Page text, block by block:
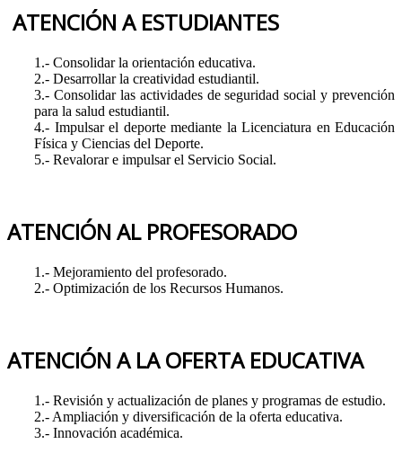
ATENCIÓN A ESTUDIANTES
1.- Consolidar la orientación educativa.
2.- Desarrollar la creatividad estudiantil.
3.- Consolidar las actividades de seguridad social y prevención
para la salud estudiantil.
4.- Impulsar el deporte mediante la Licenciatura en Educación
Física y Ciencias del Deporte.
5.- Revalorar e impulsar el Servicio Social.
ATENCIÓN AL PROFESORADO
1.- Mejoramiento del profesorado.
2.- Optimización de los Recursos Humanos.
ATENCIÓN A LA OFERTA EDUCATIVA
1.- Revisión y actualización de planes y programas de estudio.
2.- Ampliación y diversificación de la oferta educativa.
3.- Innovación académica.